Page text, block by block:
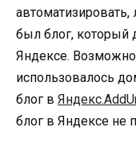
был блог, который
Яндексе.
использовалось
блог в
блог в Яндексе не